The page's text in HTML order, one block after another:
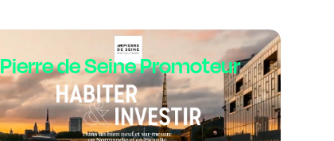
Pierre de Seine Promoteur